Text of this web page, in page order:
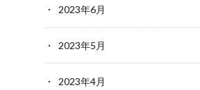
2023年6月
2023年5月
2023年4月